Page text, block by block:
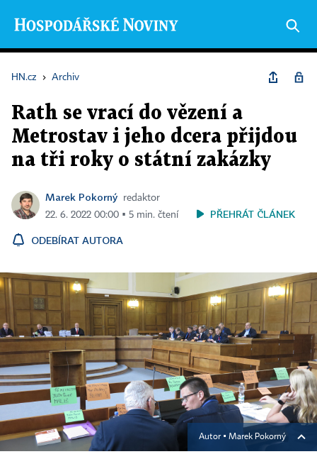
HN.cz › Archiv
Rath se vrací do vězení a
Metrostav i jeho dcera přijdou
na tři roky o státní zakázky
Marek Pokorný
redaktor
22. 6. 2022 00:00 ▪ 5 min. čtení
PŘEHRÁT ČLÁNEK
ODEBÍRAT AUTORA
Autor ▪ Marek Pokorný